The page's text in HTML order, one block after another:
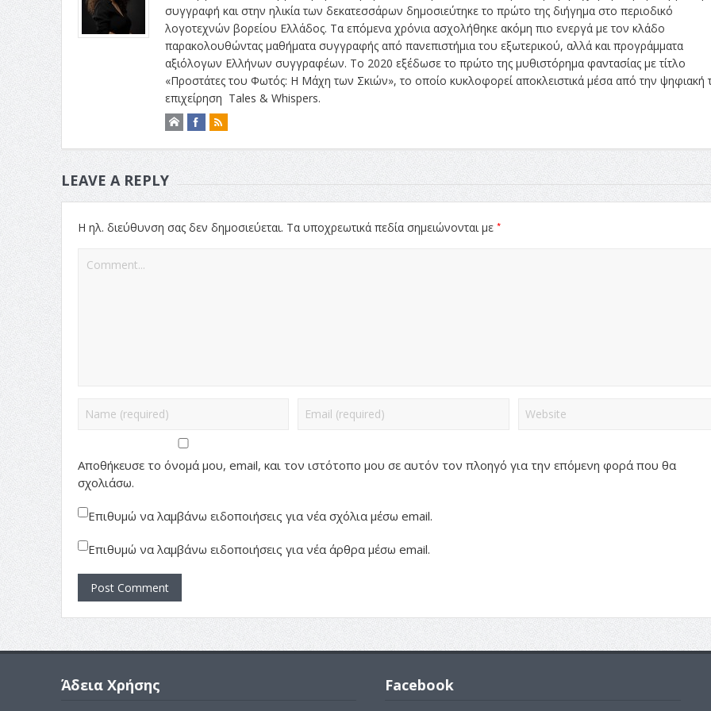
συγγραφή και στην ηλικία των δεκατεσσάρων δημοσιεύτηκε το πρώτο της διήγημα στο περιοδικό
λογοτεχνών βορείου Ελλάδος. Τα επόμενα χρόνια ασχολήθηκε ακόμη πιο ενεργά με τον κλάδο
παρακολουθώντας μαθήματα συγγραφής από πανεπιστήμια του εξωτερικού, αλλά και προγράμματα
αξιόλογων Ελλήνων συγγραφέων. Το 2020 εξέδωσε το πρώτο της μυθιστόρημα φαντασίας με τίτλο
«Προστάτες του Φωτός: Η Μάχη των Σκιών», το οποίο κυκλοφορεί αποκλειστικά μέσα από την ψηφιακή
επιχείρηση Tales & Whispers.
LEAVE A REPLY
Η ηλ. διεύθυνση σας δεν δημοσιεύεται. Τα υποχρεωτικά πεδία σημειώνονται με *
Αποθήκευσε το όνομά μου, email, και τον ιστότοπο μου σε αυτόν τον πλοηγό για την επόμενη φορά που θα
σχολιάσω.
Επιθυμώ να λαμβάνω ειδοποιήσεις για νέα σχόλια μέσω email.
Επιθυμώ να λαμβάνω ειδοποιήσεις για νέα άρθρα μέσω email.
Άδεια Χρήσης Facebook